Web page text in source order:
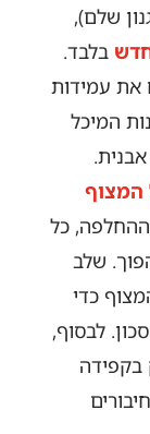
שלם),
בלבד.
את עמידות
המיכל
המצוף
כל
שלב
כדי
לבסוף,
בקפידה